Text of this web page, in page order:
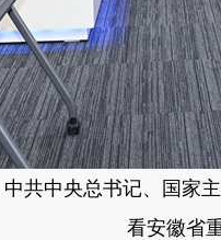
中共中央总书记、国家
看安徽省